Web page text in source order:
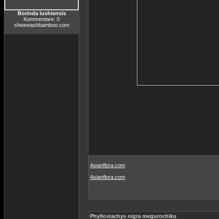
Borinda lushiensis
Kommentare: 0
shweeashbamboo.com
Asianflora.com
Asianflora.com
Phyllostachys nigra megurochiku